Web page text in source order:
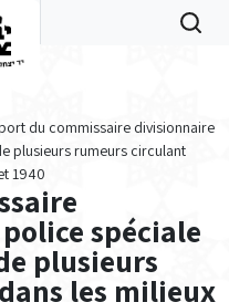
du commissaire divisionnaire
plusieurs rumeurs circulant
1940
spéciale
plusieurs
les milieux